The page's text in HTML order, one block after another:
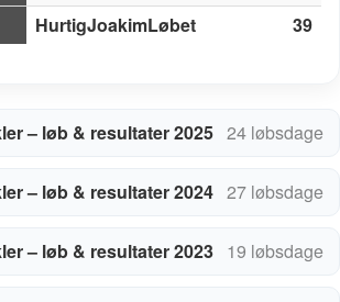
HurtigJoakimLøbet 39
– løb & resultater 2025 24 løbsdage
– løb & resultater 2024 27 løbsdage
– løb & resultater 2023 19 løbsdage